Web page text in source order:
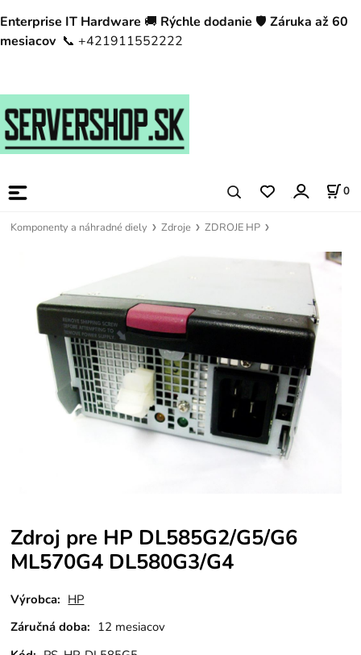
Enterprise IT Hardware 🚚 Rýchle dodanie 🛡️ Záruka až 60
mesiacov 📞 +421911552222
0
Komponenty a náhradné diely Zdroje ZDROJE HP
Zdroj pre HP DL585G2/G5/G6
ML570G4 DL580G3/G4
Výrobca: HP
Záručná doba: 12 mesiacov